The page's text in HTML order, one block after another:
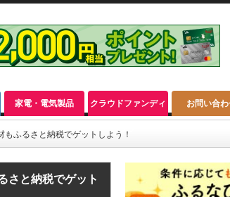
家電・電気製品 クラウドファンディ
ング
お問い合
ふるさと納税でゲットしよう！
さと納税でゲット